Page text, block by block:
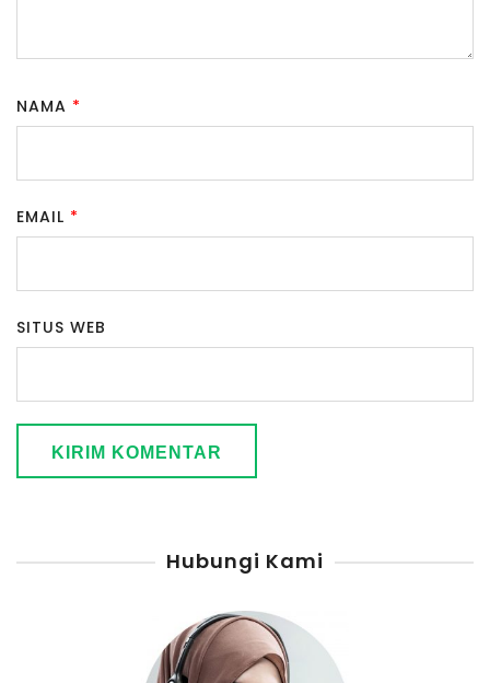
NAMA *
EMAIL *
SITUS WEB
Hubungi Kami